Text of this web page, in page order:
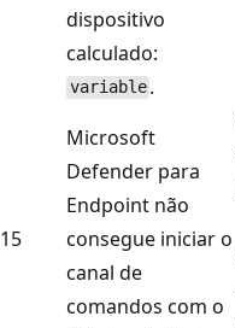
dispositivo
calculado:
variable .
15
Microsoft
Defender para
Endpoint não
consegue iniciar o
canal de
comandos com o